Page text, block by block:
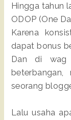
Hingga tahun
ODOP (One
Karena
dapat bonus
Dan di wag
seorang
Lalu usaha